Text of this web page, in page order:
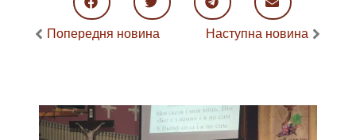
Попередня новина Наступна новина